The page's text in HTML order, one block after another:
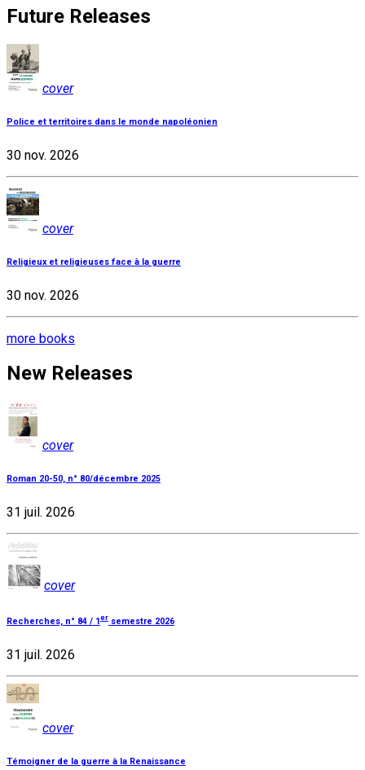
Future Releases
cover
Police et territoires dans le monde napoléonien
30 nov. 2026
cover
Religieux et religieuses face à la guerre
30 nov. 2026
more books
New Releases
cover
Roman 20-50, n° 80/décembre 2025
31 juil. 2026
cover
Recherches, n° 84 / 1er semestre 2026
31 juil. 2026
cover
Témoigner de la guerre à la Renaissance